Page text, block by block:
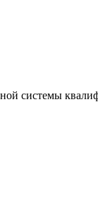
системы